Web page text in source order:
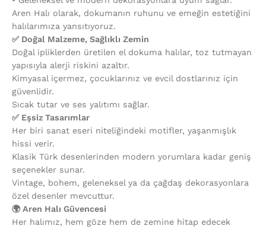
Aren Halı olarak, dokumanın ruhunu ve emeğin estetiğini
halılarımıza yansıtıyoruz.
✅ Doğal Malzeme, Sağlıklı Zemin
Doğal ipliklerden üretilen el dokuma halılar, toz tutmayan
yapısıyla alerji riskini azaltır.
Kimyasal içermez, çocuklarınız ve evcil dostlarınız için
güvenlidir.
Sıcak tutar ve ses yalıtımı sağlar.
✅ Eşsiz Tasarımlar
Her biri sanat eseri niteliğindeki motifler, yaşanmışlık
hissi verir.
Klasik Türk desenlerinden modern yorumlara kadar geniş
seçenekler sunar.
Vintage, bohem, geleneksel ya da çağdaş dekorasyonlara
özel desenler mevcuttur.
🌍 Aren Halı Güvencesi
Her halımız, hem göze hem de zemine hitap edecek